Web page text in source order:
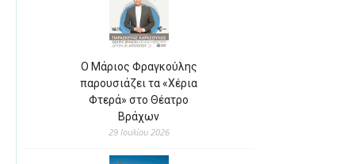
Ο Μάριος Φραγκούλης
παρουσιάζει τα «Χέρια
Φτερά» στο Θέατρο
Βράχων
29 Ιουλίου 2026